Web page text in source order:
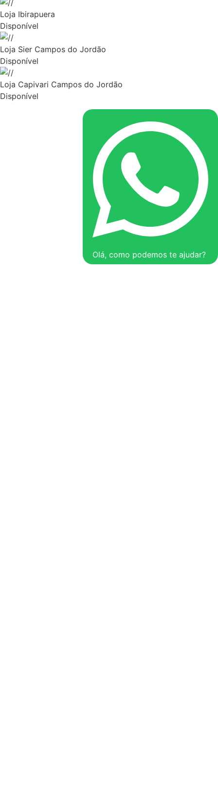
Loja Ibirapuera
Disponível
Loja Sier Campos do Jordão
Disponível
Loja Capivari Campos do Jordão
Disponível
Olá, como podemos te ajudar?